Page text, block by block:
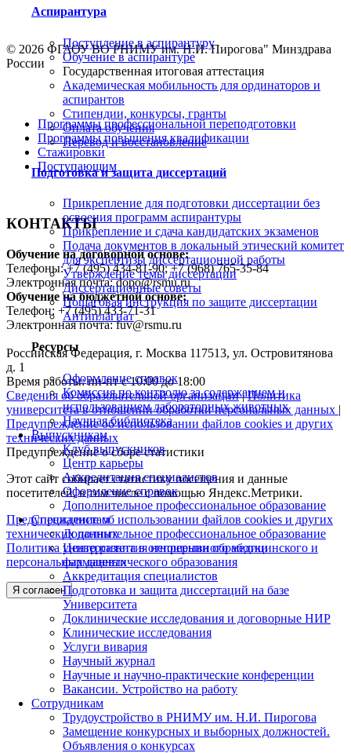
Аспирантура
Поступление в аспирантуру
Обучение в аспирантуре
Государственная итоговая аттестация
Академическая мобильность для ординаторов и
аспирантов
Стипендии, конкурсы, гранты
Оплата обучения
Перевод и восстановление
Подготовка и защита диссертаций
Прикрепление для подготовки диссертации без
освоения программ аспирантуры
Прикрепление и сдача кандидатских экзаменов
Подача документов в локальный этический комитет
для экспертизы диссертационной работы
Утверждение темы диссертации
Диссертационные советы
Пошаговая инструкция по защите диссертации
Антиплагиат
Ресурсы
Оформление справок
Комиссия по контролю за содержанием и
использованием лабораторных животных
Научная библиотека
Выпускникам
Клуб выпускников
Центр карьеры
Аккредитация специалистов
Оформление справок
Дополнительное профессиональное образование
Специалистам
Дополнительное профессиональное образование
Центр развития непрерывного медицинского и
фармацевтического образования
Аккредитация специалистов
Подготовка и защита диссертаций на базе
Университета
Доклинические исследования и договорные НИР
Клинические исследования
Услуги вивария
Научный журнал
Научные и научно-практические конференции
Вакансии. Устройство на работу
Сотрудникам
Трудоустройство в РНИМУ им. Н.И. Пирогова
Замещение конкурсных и выборных должностей.
Объявления о конкурсах
© 2026 ФГАОУ ВО РНИМУ им. Н.И. Пирогова" Минздрава
России
Программы профессиональной переподготовки
Программы повышения квалификации
Стажировки
Поступающим
КОНТАКТЫ
Обучение на договорной основе:
Телефоны: +7 (495) 434-81-90; +7 (968) 765-35-84
Электронная почта: dopo@rsmu.ru
Обучение на бюджетной основе:
Телефон: +7 (495) 433-71-31
Электронная почта: fuv@rsmu.ru
Российская Федерация, г. Москва 117513, ул. Островитянова
д. 1
Время работы: пн-пт с 10:00 до 18:00
Сведения об образовательной организации|Политика
университета в отношении обработки персональных данных |
Предупреждение об использовании файлов cookies и других
технических данных
Предупреждение о сборе статистики
Этот сайт собирает статистику посещения и данные
посетителей, в том числе с помощью Яндекс.Метрики.
Предупреждение об использовании файлов cookies и других
технических данных
Политика университета в отношении обработки
персональных данных
Я согласен